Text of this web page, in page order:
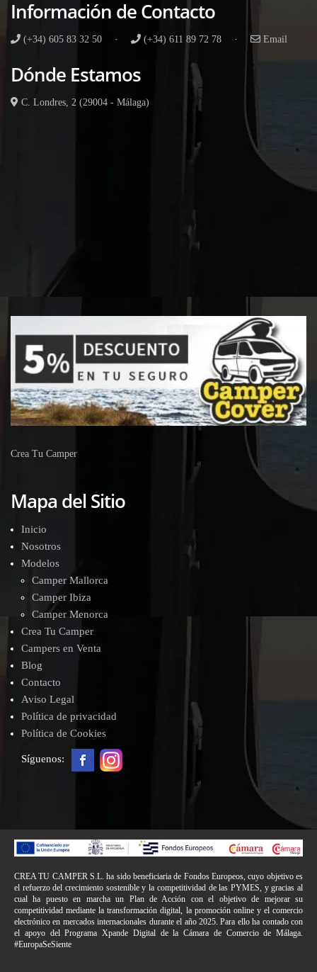
Información de Contacto
(+34) 605 83 32 50 · (+34) 611 89 72 78 · Email
Dónde Estamos
C. Londres, 2 (29004 - Málaga)
Crea Tu Camper
Mapa del Sitio
Inicio
Nosotros
Modelos
Camper Mallorca
Camper Ibiza
Camper Menorca
Crea Tu Camper
Campers en Venta
Blog
Contacto
Aviso Legal
Política de privacidad
Política de Cookies
Síguenos:
CREA TU CAMPER S.L. ha sido beneficiaria de Fondos Europeos, cuyo objetivo es
el refuerzo del crecimiento sostenible y la competitividad de las PYMES, y gracias al
cual ha puesto en marcha un Plan de Acción con el objetivo de mejorar su
competitividad mediante la transformación digital, la promoción online y el comercio
electrónico en mercados internacionales durante el año 2025. Para ello ha contado con
el apoyo del Programa Xpande Digital de la Cámara de Comercio de Málaga.
#EuropaSeSiente